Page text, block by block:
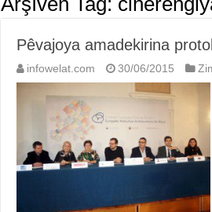
Pêvajoya amadekirina
infowelat.com 30/06/2015